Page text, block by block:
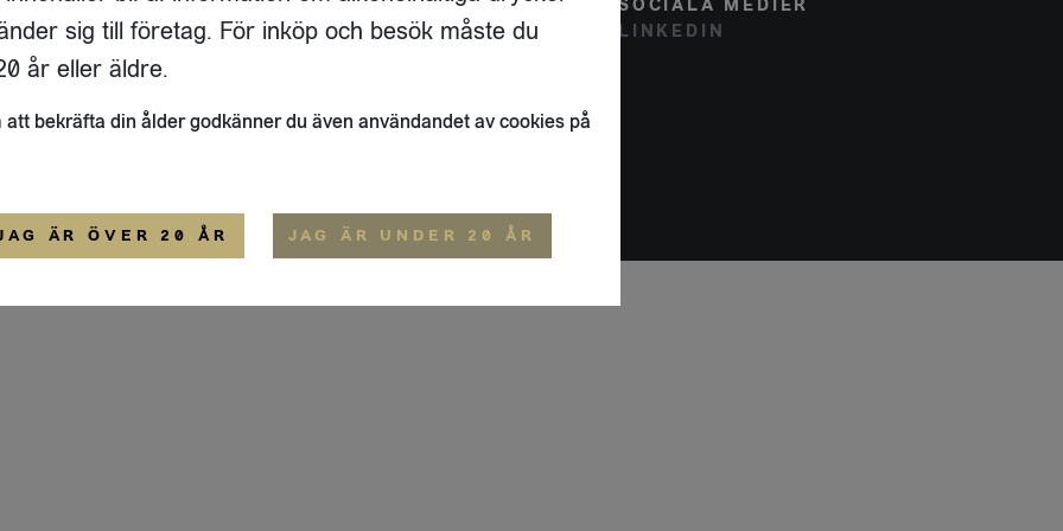
17 A
STOCKHOLM
FLAIVY
OM OSS
SOCIALA MEDIER
LINKEDIN
ALLMÄNNA VILLKOR
sig till företag. För inköp och besök måste du
år eller äldre.
att bekräfta din ålder godkänner du även användandet av cookies på
ÄR ÖVER 20 ÅR JAG ÄR UNDER 20 ÅR